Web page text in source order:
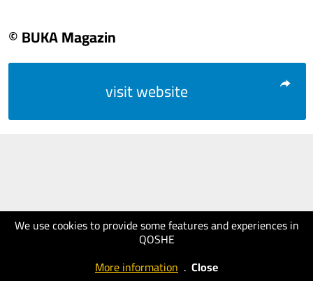
We use cookies to provide some features and experiences in
QOSHE
More information . Close
© BUKA Magazin
visit website